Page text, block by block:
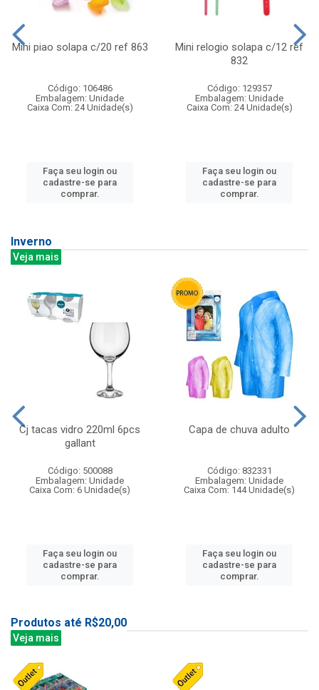
Mini piao solapa c/20 ref 863
Código: 106486
Embalagem: Unidade
Caixa Com: 24 Unidade(s)
Faça seu login ou
cadastre-se para
comprar.
Mini relogio solapa c/12 ref
832
Código: 129357
Embalagem: Unidade
Caixa Com: 24 Unidade(s)
Faça seu login ou
cadastre-se para
comprar.
Inverno
Veja mais
Cj tacas vidro 220ml 6pcs
gallant
Código: 500088
Embalagem: Unidade
Caixa Com: 6 Unidade(s)
Faça seu login ou
cadastre-se para
comprar.
Capa de chuva adulto
Código: 832331
Embalagem: Unidade
Caixa Com: 144 Unidade(s)
Faça seu login ou
cadastre-se para
comprar.
Produtos até R$20,00
Veja mais